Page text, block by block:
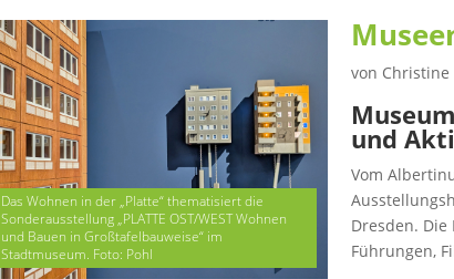
Das Wohnen in der „Platte“ thematisiert die
Sonderausstellung „PLATTE OST/WEST Wohnen
und Bauen in Großtafelbauweise“ im
Stadtmuseum. Foto: Pohl
von Christine
und
Vom
Dresden.
Führungen,